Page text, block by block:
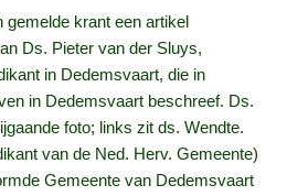
gemelde krant een artikel
Ds. Pieter van der Sluys,
in Dedemsvaart, die in
in Dedemsvaart beschreef. Ds.
foto; links zit ds. Wendte.
van de Ned. Herv. Gemeente)
Gemeente van Dedemsvaart